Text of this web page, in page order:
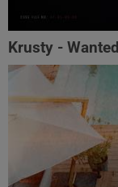
Krusty - Wanted